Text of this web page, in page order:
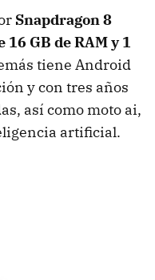
Snapdragon 8
GB de RAM y 1
tiene Android
y con tres años
así como moto ai,
artificial.